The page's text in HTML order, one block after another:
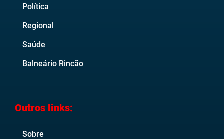
Política
Regional
Saúde
Balneário Rincão
Outros links:
Sobre